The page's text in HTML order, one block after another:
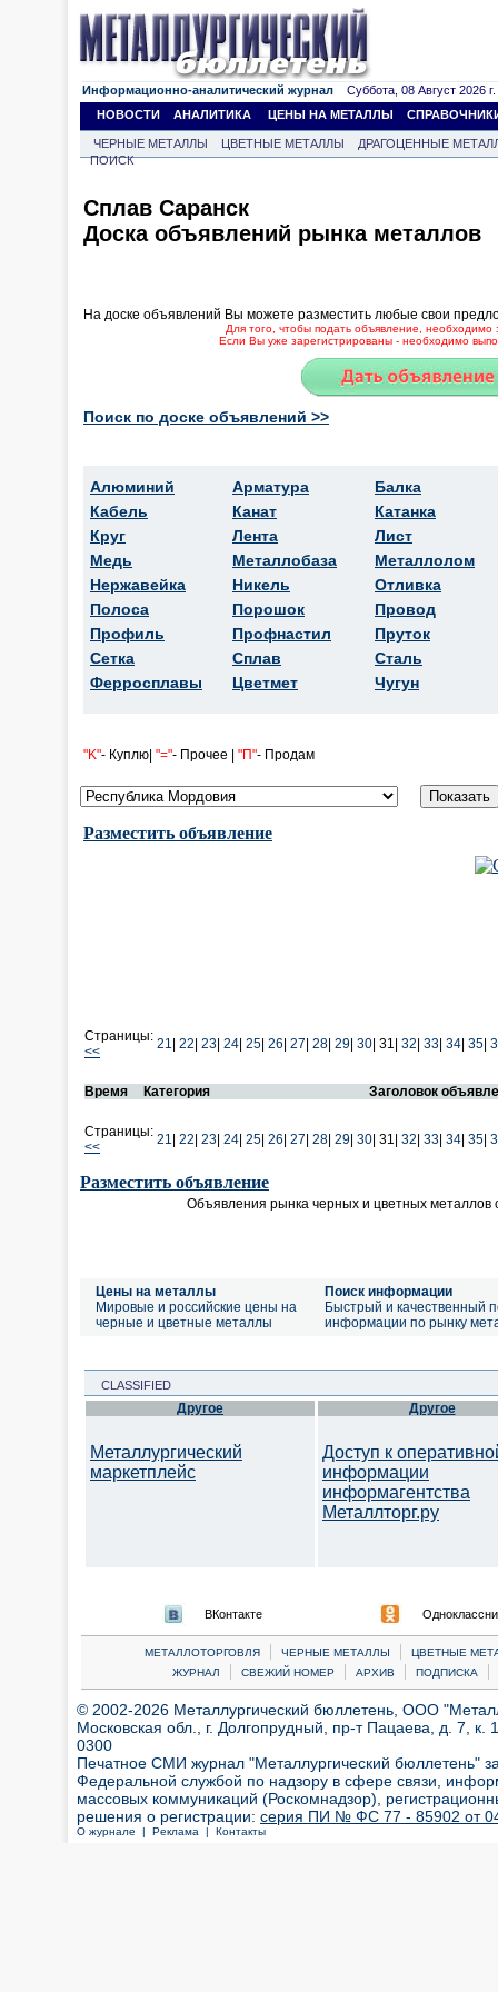
Информационно-аналитический журнал Суббота, 08 Август 2026 г.
НОВОСТИ
АНАЛИТИКА ЦЕНЫ НА МЕТАЛЛЫ
ЧЕРНЫЕ МЕТАЛЛЫ ЦВЕТНЫЕ МЕТАЛЛЫ
ДРАГОЦЕННЫЕ
ПОИСК
Сплав Саранск
Доска объявлений рынка металлов
На доске объявлений Вы можете разместить любые свои
Для того, чтобы подать объявление, необходимо
Если Вы уже зарегистрированы - необходимо
Поиск по доске объявлений >>
Алюминий
Кабель
Круг
Медь
Нержавейка
Полоса
Профиль
Сетка
Ферросплавы
Арматура
Канат
Лента
Металлобаза
Никель
Порошок
Профнастил
Сплав
Цветмет
Балка
Катанка
Лист
Металлолом
Отливка
Провод
Пруток
Сталь
Чугун
"K"- Куплю| "="- Прочее | "П"- Продам
Разместить объявление
Страницы:
<<
21 22 23 24 25 26 27 28 29 30 31| 32 33 34 35
Время Категория Заголовок
Страницы:
<<
21 22 23 24 25 26 27 28 29 30 31| 32 33 34 35
Разместить объявление
Объявления рынка черных и цветных металлов
Цены на металлы
Мировые и российские цены на
черные и цветные металлы
Поиск информации
Быстрый и качественный
информации по рынку
CLASSIFIED
Другое
Металлургический
маркетплейс
Другое
Доступ к
информации
информагентства
Металлторг.ру
ВКонтакте
МЕТАЛЛОТОРГОВЛЯ | ЧЕРНЫЕ МЕТАЛЛЫ |
ЦВЕТНЫЕ
ЖУРНАЛ
| СВЕЖИЙ НОМЕР | АРХИВ | ПОДПИСКА |
© 2002-2026 Металлургический бюллетень, ООО
Московская обл., г. Долгопрудный, пр-т Пацаева, д. 7,
0300
Печатное СМИ журнал "Металлургический бюллетень"
Федеральной службой по надзору в сфере связи,
массовых коммуникаций (Роскомнадзор),
решения о регистрации: серия ПИ № ФС 77 - 85902 от 04
О журнале | Реклама | Контакты